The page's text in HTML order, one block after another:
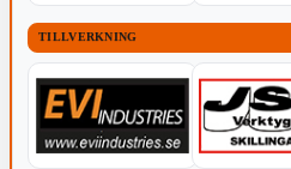
TILLVERKNING